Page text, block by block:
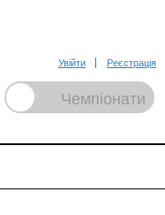
Увійти Реєстрація